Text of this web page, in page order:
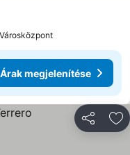
Árak megjelenítése